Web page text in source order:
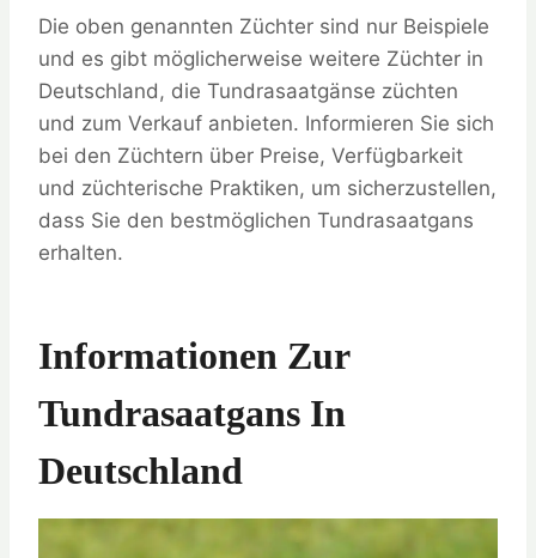
Die oben genannten Züchter sind nur Beispiele
und es gibt möglicherweise weitere Züchter in
Deutschland, die Tundrasaatgänse züchten
und zum Verkauf anbieten. Informieren Sie sich
bei den Züchtern über Preise, Verfügbarkeit
und züchterische Praktiken, um sicherzustellen,
dass Sie den bestmöglichen Tundrasaatgans
erhalten.
Informationen Zur
Tundrasaatgans In
Deutschland